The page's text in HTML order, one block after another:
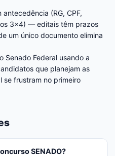
(RG, CPF,
3×4) — editais têm prazos
um único documento elimina
Senado Federal usando a
que planejam as
se frustram no primeiro
SENADO?